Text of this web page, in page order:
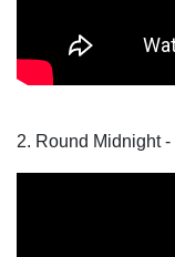
2. Round Midnight -